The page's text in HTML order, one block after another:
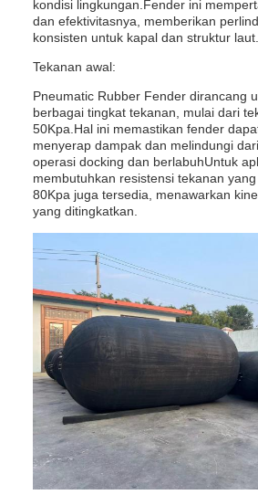
kondisi lingkungan.Fender ini
dan efektivitasnya, memberikan
konsisten untuk kapal dan struktur laut.
Tekanan awal:
Pneumatic Rubber Fender dirancang
berbagai tingkat tekanan, mulai dari
50Kpa.Hal ini memastikan fender
menyerap dampak dan melindungi
operasi docking dan berlabuhUntuk
membutuhkan resistensi tekanan
80Kpa juga tersedia, menawarkan
yang ditingkatkan.